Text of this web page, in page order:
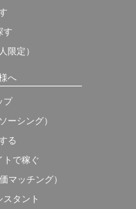
す
限定）
へ
プ
ーシング）
る
トで稼ぐ
マッチング）
タント